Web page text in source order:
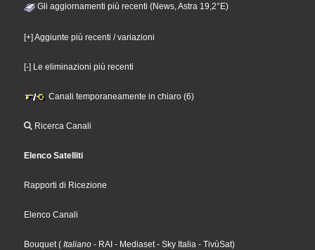
Gli aggiornamenti più recenti (News, Astra 19,2°E)
[+] Aggiunte più recenti / variazioni
[-] Le eliminazioni più recenti
Canali temporaneamente in chiaro (6)
Ricerca Canali
Elenco Satelliti
Rapporti di Ricezione
Elenco Canali
Bouquet ( Italiano - RAI - Mediaset - Sky Italia - TivùSat)